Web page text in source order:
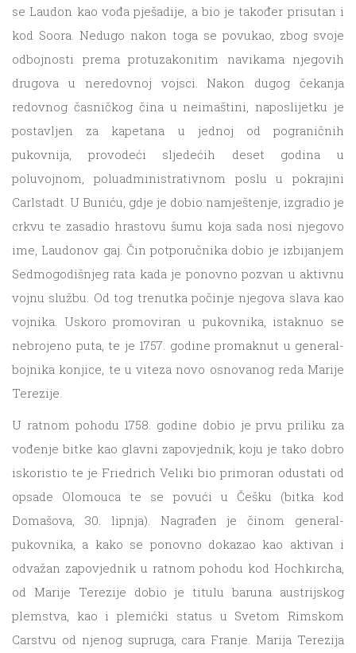
se Laudon kao vođa pješadije, a bio je također prisutan i
kod Soora. Nedugo nakon toga se povukao, zbog svoje
odbojnosti prema protuzakonitim navikama njegovih
drugova u neredovnoj vojsci. Nakon dugog čekanja
redovnog časničkog čina u neimaštini, naposlijetku je
postavljen za kapetana u jednoj od pograničnih
pukovnija, provodeći sljedećih deset godina u
poluvojnom, poluadministrativnom poslu u pokrajini
Carlstadt. U Buniću, gdje je dobio namještenje, izgradio je
crkvu te zasadio hrastovu šumu koja sada nosi njegovo
ime, Laudonov gaj. Čin potporučnika dobio je izbijanjem
Sedmogodišnjeg rata kada je ponovno pozvan u aktivnu
vojnu službu. Od tog trenutka počinje njegova slava kao
vojnika. Uskoro promoviran u pukovnika, istaknuo se
nebrojeno puta, te je 1757. godine promaknut u general-
bojnika konjice, te u viteza novo osnovanog reda Marije
Terezije.
U ratnom pohodu 1758. godine dobio je prvu priliku za
vođenje bitke kao glavni zapovjednik, koju je tako dobro
iskoristio te je Friedrich Veliki bio primoran odustati od
opsade Olomouca te se povući u Češku (bitka kod
Domašova, 30. lipnja). Nagrađen je činom general-
pukovnika, a kako se ponovno dokazao kao aktivan i
odvažan zapovjednik u ratnom pohodu kod Hochkircha,
od Marije Terezije dobio je titulu baruna austrijskog
plemstva, kao i plemićki status u Svetom Rimskom
Carstvu od njenog supruga, cara Franje. Marija Terezija